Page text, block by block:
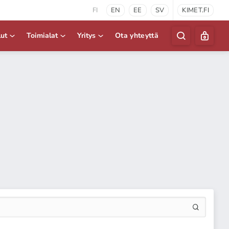
FI EN EE SV KIMET.FI
Toimialat Yritys Ota yhteyttä